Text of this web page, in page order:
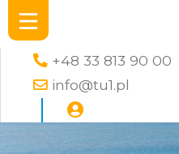
+48 33 813 90 00
info@tu1.pl